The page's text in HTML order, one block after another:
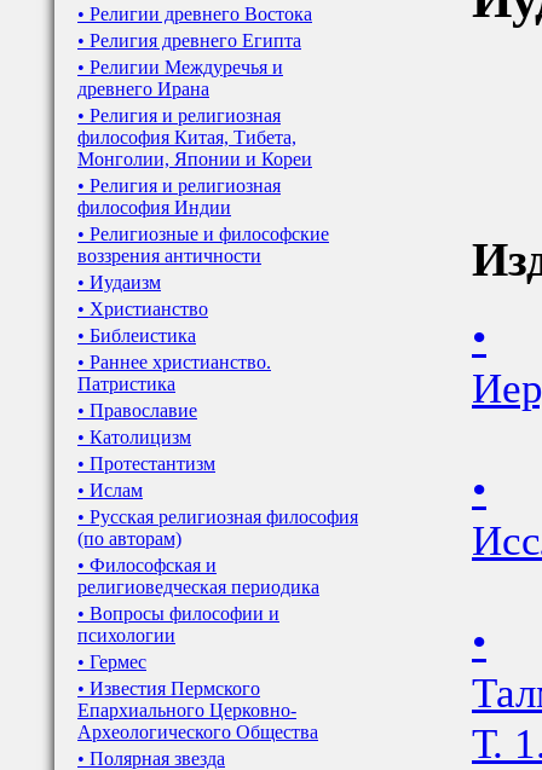
• Религии древнего Востока
• Религия древнего Египта
• Религии Междуречья и
древнего Ирана
• Религия и религиозная
философия Китая, Тибета,
Монголии, Японии и Кореи
• Религия и религиозная
философия Индии
• Религиозные и философские
воззрения античности
• Иудаизм
• Христианство
• Библеистика
• Раннее христианство.
Патристика
• Православие
• Католицизм
• Протестантизм
• Ислам
• Русская религиозная философия
(по авторам)
• Философская и
религиоведческая периодика
• Вопросы философии и
психологии
• Гермес
• Известия Пермского
Епархиального Церковно-
Археологического Общества
• Полярная звезда
•
•
•
Т.